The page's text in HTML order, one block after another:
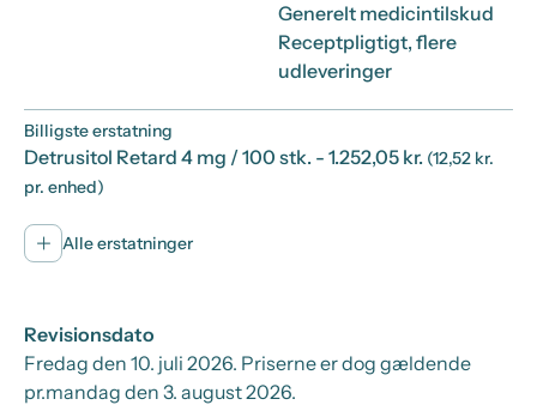
Generelt medicintilskud
Receptpligtigt, flere
udleveringer
Billigste erstatning
Detrusitol Retard 4 mg / 100 stk. - 1.252,05 kr. (12,52 kr.
pr. enhed)
Alle erstatninger
Revisionsdato
Fredag den 10. juli 2026. Priserne er dog gældende
pr.mandag den 3. august 2026.